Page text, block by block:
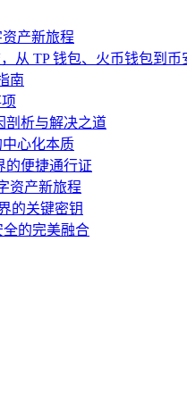
产新旅程
从 TP 钱包、火币钱包到币
南
剖析与解决之道
心化本质
的便捷通行证
资产新旅程
的关键密钥
的完美融合